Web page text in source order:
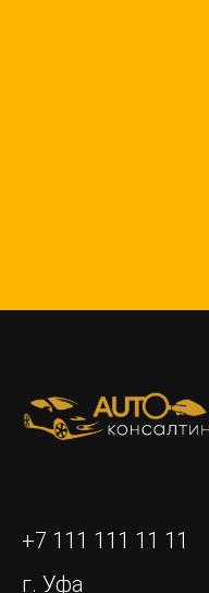
+7 111 111 11 11
г. Уфа